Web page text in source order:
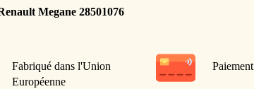
Megane 28501076
Fabriqué dans l'Union
Européenne